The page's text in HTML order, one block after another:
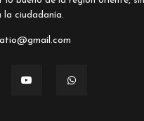
la ciudadanía.